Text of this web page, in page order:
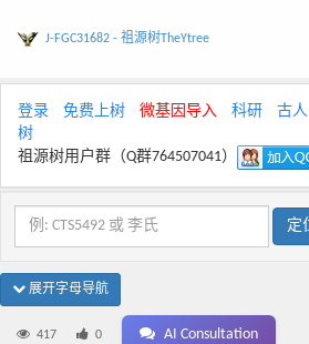
J-FGC31682 - 祖源树TheYtree
登录 免费上树 微基因导入 科研 古人
树
祖源树用户群（Q群764507041）
展开字母导航
417 0 AI Consultation